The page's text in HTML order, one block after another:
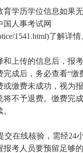
育学历学位信息如果
国人事考试网
1541.html)了解详情
和上传的信息后，报
完成后，务必查看“缴
或缴费未成功，视为
将不予退费。缴费完
交在线核验，需经24
考人员要预留足够的